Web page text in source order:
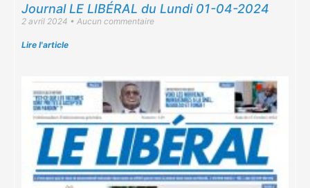
Journal LE LIBÉRAL du Lundi 01-04-2024
2 avril 2024 Aucun commentaire
Lire l'article